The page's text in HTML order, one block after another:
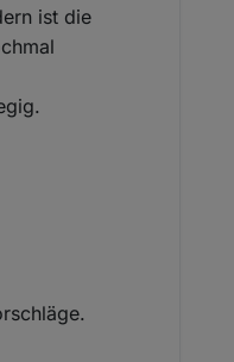
ist die